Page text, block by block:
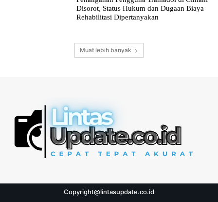
Disorot, Status Hukum dan Dugaan Biaya
Rehabilitasi Dipertanyakan
Muat lebih banyak
Copyright@lintasupdate.co.id